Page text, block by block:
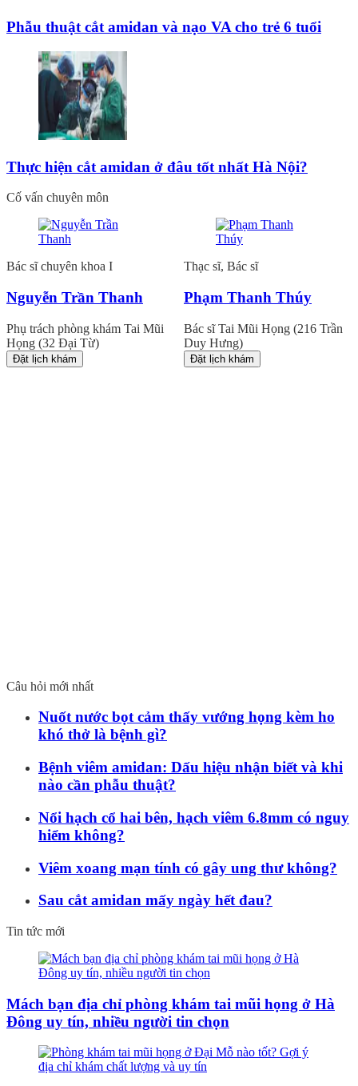
Phẫu thuật cắt amidan và nạo VA cho trẻ 6 tuổi
Thực hiện cắt amidan ở đâu tốt nhất Hà Nội?
Cố vấn chuyên môn
Bác sĩ chuyên khoa I
Nguyễn Trần Thanh
Phụ trách phòng khám Tai Mũi
Họng (32 Đại Từ)
Đặt lịch khám
Thạc sĩ, Bác sĩ
Phạm Thanh Thúy
Bác sĩ Tai Mũi Họng (216 Trần
Duy Hưng)
Đặt lịch khám
Câu hỏi mới nhất
Nuốt nước bọt cảm thấy vướng họng kèm ho
khó thở là bệnh gì?
Bệnh viêm amidan: Dấu hiệu nhận biết và khi
nào cần phẫu thuật?
Nổi hạch cổ hai bên, hạch viêm 6.8mm có nguy
hiểm không?
Viêm xoang mạn tính có gây ung thư không?
Sau cắt amidan mấy ngày hết đau?
Tin tức mới
Mách bạn địa chỉ phòng khám tai mũi họng ở Hà
Đông uy tín, nhiều người tin chọn